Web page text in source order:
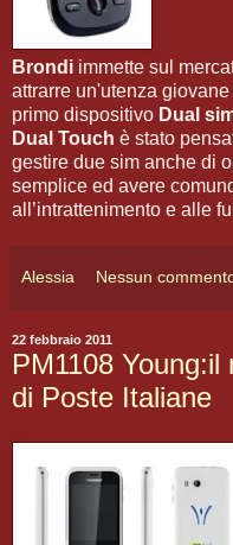
Brondi immette sul
attrarre un'utenza
primo dispositivo Dual
Dual Touch è stato
gestire due sim anche di
semplice ed avere
all’intrattenimento e alle
Alessia Nessun
22 febbraio 2011
PM1108
di Poste Italiane